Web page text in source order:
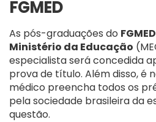
FGMED
As pós-graduações do FGMED
Ministério da Educação
especialista será concedida
prova de título. Além disso, é
médico preencha todos os
pela sociedade brasileira da
questão.